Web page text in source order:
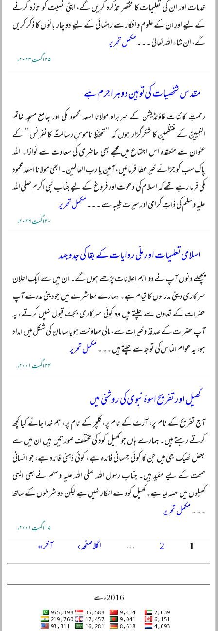
خدمات اور ان کی تعلیمات کا مختصر تذکرہ کریں گے، اپنی نسبت کو تازہ کرنے
کے لیے اور ان کے علوم و افکار سے رہنمائی کے لیے دو چار باتوں کا ذکر کریں
گے، ان شاء اللہ تعالیٰ ۔ ۔ ۔ مکمل تحریر
۲۵ اگست ۲۰۲۳ء
مقدس شخصیات کی توہین دوہرا جرم ہے
رحمتِ کائنات فاؤنڈیشن کے سربراہ مولانا اسعد محمود مکی اور جامع مسجد خاتم
النبیینؐ کے منتظمین کا شکرگزار ہوں کہ ’’تحفظِ ناموسِ رسالتؐ کانفرنس‘‘ کے
عنوان سے منعقدہ اس اجتماع میں مجھے بھی حاضری کی سعادت سے نوازا۔ اللہ
پاک سب کو جزائے خیر عطا فرمائیں، آمین یا رب العالمین۔ ابھی مولانا اسعد محمود
مکی فرما رہے تھے کہ اسلام کی دعوت اور فروغ کے لیے جناب نبی اکرم صلی اللہ
علیہ وسلم کی ذاتِ گرامی اور سیرت طیبہ سے ۔ ۔ ۔ مکمل تحریر
۳۰ اگست ۲۰۲۶ء
اسلامی تعلیمات اور ملّی روایات کے بقا کی جدوجہد
پچھلے دنوں آپ نے دو اہم اعلانات پڑھے ہوں گے۔ ان میں سے ایک اعلان
سرکاری دینی مدرسوں کا قیام ہے۔ ہمارے معاشرے میں جو دینی مدرسے آپ
حضرات کے تعاون سے چلتے ہیں وہ کوئی سرکاری بجٹ قبول نہیں کرتے، یہ
آپ حضرات کے صدقہ و خیرات سے، مالی معاونت ہو یا سامان کی شکل میں امداد
ہو، یہ عوام الناس کی توجہ سے چلتے ہیں ۔ ۔ ۔ مکمل تحریر
۲۴ اگست ۲۰۰۱ء
کھیل اور تفریح اسوۂ نبوی کی روشنی میں
آج تفریح کے نام پر، آرٹ کے نام پر، کلچر کے نام پر، ہم خدا جانے کیا کچھ
کرتے رہتے ہیں۔ ہمارے ہاں جو کھیل کود کی مختلف صورتیں ہیں ان میں سے
بعض ٹھیک بھی ہیں جن کا کوئی جسمانی فائدہ ہے، کوئی ذہنی فائدہ ہے، جو انسانی
صحت کے لیے مفید ہیں۔ جناب رسول اللہ صلی اللہ علیہ وسلم نے بھی ایسی
کھیلوں میں حصہ لیا ہے۔ کھیل کود سے انکار نہیں ہے لیکن دو شرطوں کے ساتھ
۔ ۔ ۔ مکمل تحریر
۱۷ اگست ۲۰۰۱ء
1
2
… اگلا صفحہ › آخر »
2016ء سے